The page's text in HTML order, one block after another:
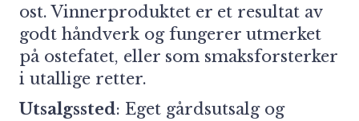
ost. Vinnerproduktet er et resultat av
godt håndverk og fungerer utmerket
på ostefatet, eller som smaksforsterker
i utallige retter.
Utsalgssted: Eget gårdsutsalg og